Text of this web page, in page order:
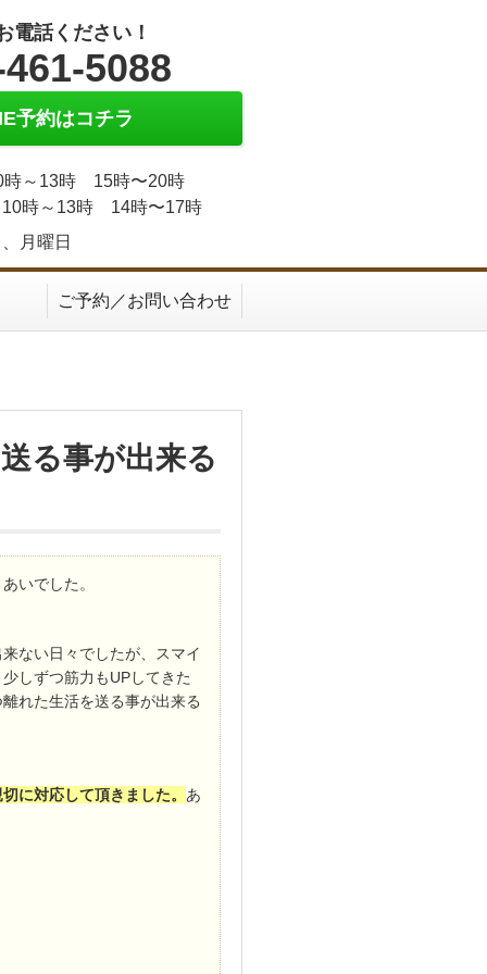
電話ください！
5088
予約はコチラ
時～13時 15時〜20時
10時～13時 14時〜17時
月曜日
ご予約／お問い合わせ
る事が出来る
いでした。
ない日々でしたが、スマイ
しずつ筋力もUPしてきた
れた生活を送る事が出来る
に対応して頂きました。 あ